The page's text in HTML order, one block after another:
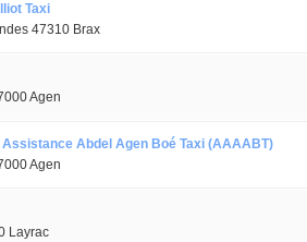
Taxi
47310 Brax
Agen
Abdel Agen Boé Taxi (AAAABT)
Agen
Layrac